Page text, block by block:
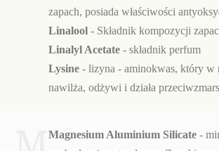
zapach, posiada właściwości
Linalool - Składnik kompozycji
Linalyl Acetate - składnik perfum
Lysine - lizyna - aminokwas, który w
nawilża, odżywi i działa
Magnesium Aluminium Silicate -